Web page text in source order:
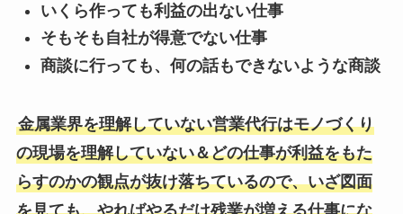
いくら作っても利益の出ない仕事
そもそも自社が得意でない仕事
商談に行っても、何の話もできないような商談
金属業界を理解していない営業代行はモノづくり
の現場を理解していない＆どの仕事が利益をもた
らすのかの観点が抜け落ちているので、いざ図面
を見ても、やればやるだけ残業が増える仕事にな